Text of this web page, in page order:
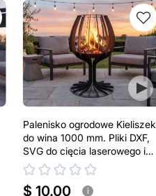
Palenisko ogrodowe Kieliszek
do wina 1000 mm. Pliki DXF,
SVG do cięcia laserowego i
plazmowego
$ 10.00 i